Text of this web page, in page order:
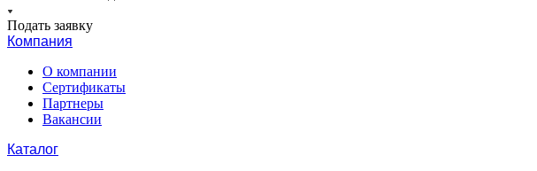
Подать заявку
Компания
О компании
Сертификаты
Партнеры
Вакансии
Каталог